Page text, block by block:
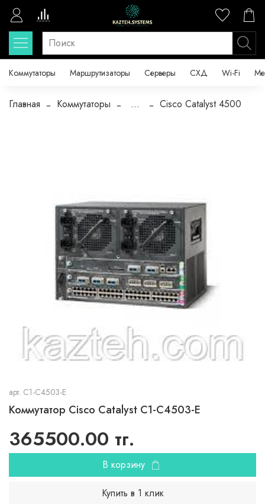
Коммутаторы Маршрутизаторы Серверы СХД Wi-Fi
Главная Коммутаторы ... Cisco Catalyst 4500
арт. C1-C4503-E
Коммутатор Cisco Catalyst C1-C4503-E
365500.00 тг.
В корзину
Купить в 1 клик